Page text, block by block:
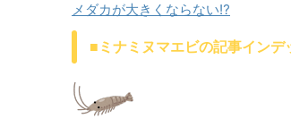
メダカが大きくならない⁉
■ミナミヌマエビの記事インデ